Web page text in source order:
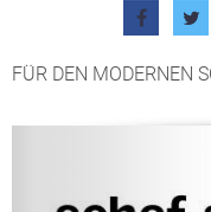
FÜR DEN MODERNEN